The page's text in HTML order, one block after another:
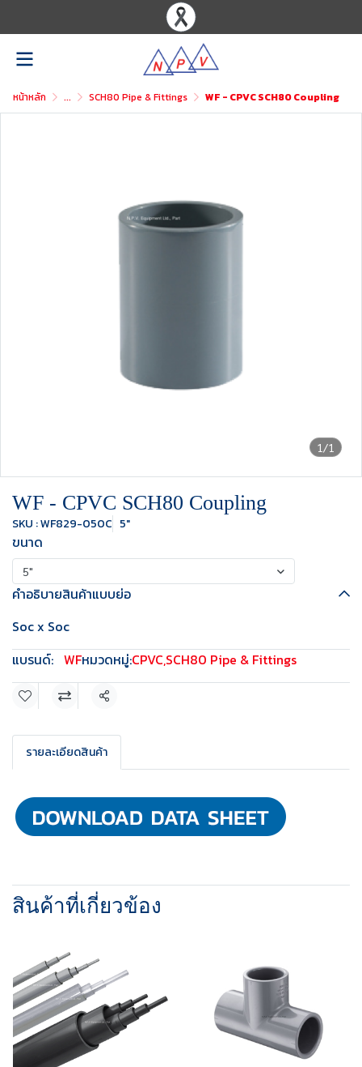
หน้าหลัก ... SCH80 Pipe & Fittings WF - CPVC SCH80 Coupling
1/1
WF - CPVC SCH80 Coupling
SKU : WF829-050C 5"
ขนาด
5"
คำอธิบายสินค้าแบบย่อ
Soc x Soc
แบรนด์: WFหมวดหมู่:CPVC,SCH80 Pipe & Fittings
แชร์
รายละเอียดสินค้า
สินค้าที่เกี่ยวข้อง